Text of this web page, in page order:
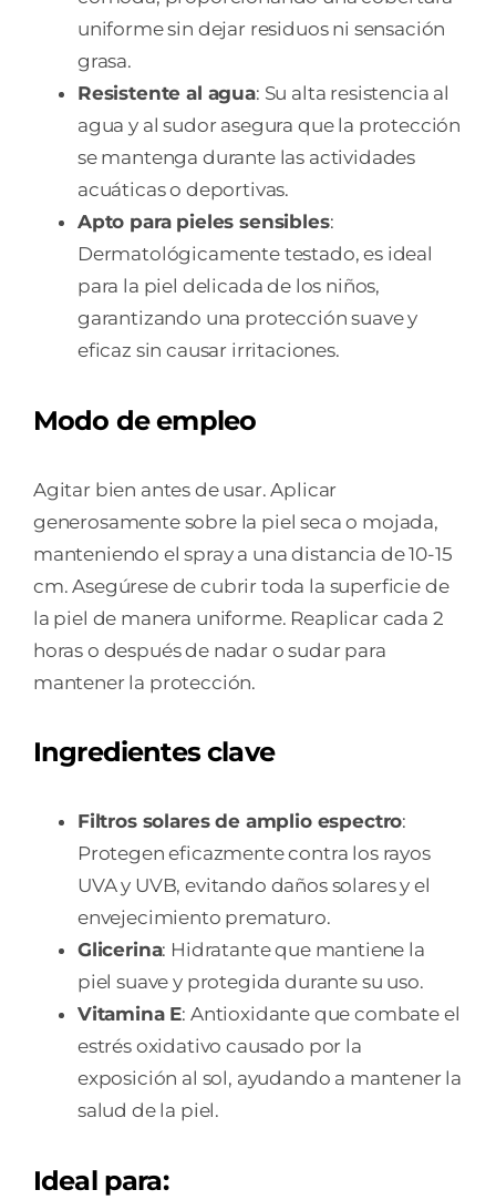
uniforme sin dejar residuos ni sensación
grasa.
Resistente al agua: Su alta resistencia al
agua y al sudor asegura que la protección
se mantenga durante las actividades
acuáticas o deportivas.
Apto para pieles sensibles:
Dermatológicamente testado, es ideal
para la piel delicada de los niños,
garantizando una protección suave y
eficaz sin causar irritaciones.
Modo de empleo
Agitar bien antes de usar. Aplicar
generosamente sobre la piel seca o mojada,
manteniendo el spray a una distancia de 10-15
cm. Asegúrese de cubrir toda la superficie de
la piel de manera uniforme. Reaplicar cada 2
horas o después de nadar o sudar para
mantener la protección.
Ingredientes clave
Filtros solares de amplio espectro:
Protegen eficazmente contra los rayos
UVA y UVB, evitando daños solares y el
envejecimiento prematuro.
Glicerina: Hidratante que mantiene la
piel suave y protegida durante su uso.
Vitamina E: Antioxidante que combate el
estrés oxidativo causado por la
exposición al sol, ayudando a mantener la
salud de la piel.
Ideal para: